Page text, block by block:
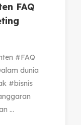
FAQ
#FAQ
dunia
#bisnis
...